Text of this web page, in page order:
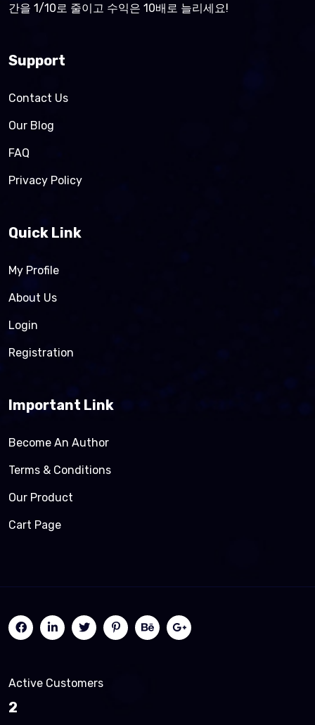
간을 1/10로 줄이고 수익은 10배로 늘리세요!
Support
Contact Us
Our Blog
FAQ
Privacy Policy
Quick Link
My Profile
About Us
Login
Registration
Important Link
Become An Author
Terms & Conditions
Our Product
Cart Page
Active Customers
2